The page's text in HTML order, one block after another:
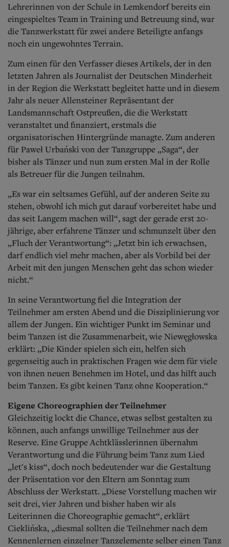
Lehrerinnen von der Schule in Lemkendorf bereits ein
eingespieltes Team in Training und Betreuung sind, war
die Tanzwerkstatt für zwei andere Beteiligte anfangs
noch ein ungewohntes Terrain.
Zum einen für den Verfasser dieses Artikels, der in den
letzten Jahren als Journalist der Deutschen Minderheit
in der Region die Werkstatt begleitet hatte und in diesem
Jahr als neuer Allensteiner Repräsentant der
Landsmannschaft Ostpreußen, die die Werkstatt
veranstaltet und finanziert, erstmals die
organisatorischen Hintergründe managte. Zum anderen
für Paweł Urbański von der Tanzgruppe „Saga“, der
bisher als Tänzer und nun zum ersten Mal in der Rolle
als Betreuer für die Jungen teilnahm.
„Es war ein seltsames Gefühl, auf der anderen Seite zu
stehen, obwohl ich mich gut darauf vorbereitet habe und
das seit Langem machen will“, sagt der gerade erst 20-
jährige, aber erfahrene Tänzer und schmunzelt über den
„Fluch der Verantwortung“: „Jetzt bin ich erwachsen,
darf endlich viel mehr machen, aber als Vorbild bei der
Arbeit mit den jungen Menschen geht das schon wieder
nicht.“
In seine Verantwortung fiel die Integration der
Teilnehmer am ersten Abend und die Disziplinierung vor
allem der Jungen. Ein wichtiger Punkt im Seminar und
beim Tanzen ist die Zusammenarbeit, wie Niewęgłowska
erklärt: „Die Kinder spielen sich ein, helfen sich
gegenseitig auch in praktischen Fragen wie dem für viele
von ihnen neuen Benehmen im Hotel, und das hilft auch
beim Tanzen. Es gibt keinen Tanz ohne Kooperation.“
Eigene Choreographien der Teilnehmer
Gleichzeitig lockt die Chance, etwas selbst gestalten zu
können, auch anfangs unwillige Teilnehmer aus der
Reserve. Eine Gruppe Achtklässlerinnen übernahm
Verantwortung und die Führung beim Tanz zum Lied
„let's kiss“, doch noch bedeutender war die Gestaltung
der Präsentation vor den Eltern am Sonntag zum
Abschluss der Werkstatt. „Diese Vorstellung machen wir
seit drei, vier Jahren und bisher haben wir als
Leiterinnen die Choreographie gemacht“, erklärt
Cieklińska, „diesmal sollten die Teilnehmer nach dem
Kennenlernen einzelner Tanzelemente selber einen Tanz